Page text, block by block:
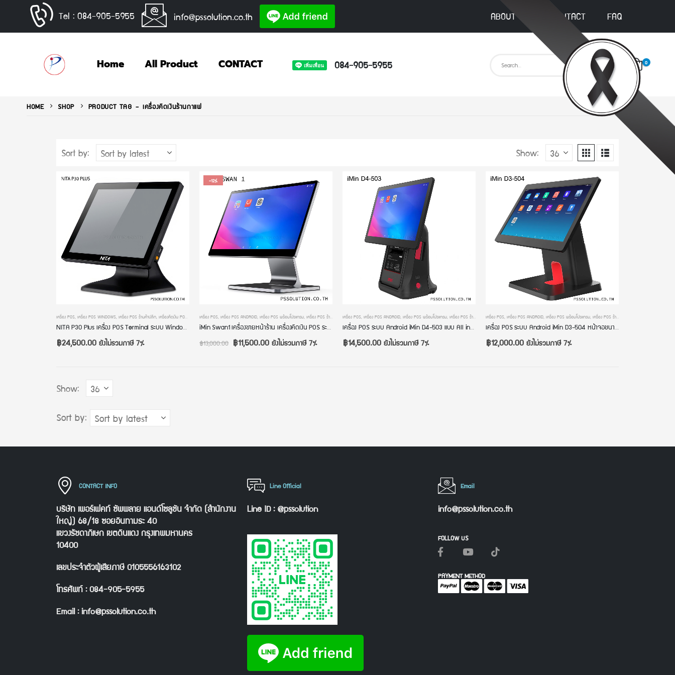
Tel : 084-905-5955 info@pssolution.co.th ABOUT US CONTACT FAQ
Home All Product CONTACT 084-905-5955 0
HOME SHOP PRODUCT TAG -เครื่องคิดเงินร้านกาแฟ
Sort by: Show:
เครื่อง POS,เครื่อง POS WINDOWS,เครื่อง POS ร้านค้าปลีก,เครื่องคิดเงิน POS เครื่องคิดเงินร้านกาแฟ,เครื่องคิดเงินร้านค้าปลีก,เครื่องคิดเงินร้านอาหาร
NITA P30 Plus เครื่อง POS Terminal ระบบ Windows CPU Core i3 หน้าจอ ขนาด 15 นิ้ว เครื่องแคชเชียร์ เครื่องคิดเงินร้านอาหาร เครื่อง POS All In One
฿24,500.00ยังไม่รวมภาษี 7%
-12%
เครื่อง POS,เครื่อง POS ANDROID,เครื่อง POS พร้อมโปรแกรม,เครื่อง POS ร้านค้าปลีก ,เครื่องคิดเงิน POS,เครื่องคิดเงินร้านกาแฟ,เครื่องคิดเงินร้านค้าปลีก,เครื่องคิดเงินร้านอาหาร
iMin Swan1 เครื่องขายหน้าร้าน เครื่องคิดเงิน POS ระบบ Android หน้าจอใหญ่ขนาด 15.6 นิ้ว RAM 2GB ROM 16GB แอนดรอย์เวอร์ชัน 11
฿13,000.00 ฿11,500.00ยังไม่รวมภาษี 7%
เครื่อง POS,เครื่อง POS ANDROID,เครื่อง POS พร้อมโปรแกรม,เครื่อง POS ร้านค้าปลีก ,เครื่องคิดเงิน POS,เครื่องคิดเงินร้านกาแฟ,เครื่องคิดเงินร้านค้าปลีก,เครื่องคิดเงินร้านอาหาร
เครื่อง POS ระบบ Android iMin D4-503 แบบ All in one มีเครื่องพิมพ์ในตัว หน้าจอขนาด 15.6 นิ้ว Android 11 พร้อมโปรแกรม เครื่องคิดเงินร้านอาหาร เครื่องคิดเงินร้านกาแฟ เครื่องคิดเงินร้านค้าปลีก
฿14,500.00ยังไม่รวมภาษี 7%
เครื่อง POS,เครื่อง POS ANDROID,เครื่อง POS พร้อมโปรแกรม,เครื่อง POS ร้านค้าปลีก
เครื่อง POS ระบบ Android iMin D3-504 หน้าจอขนาด 15.6 นิ้ว Android 11 พร้อมโปรแกรม เครื่องคิดเงินร้านอาหาร เครื่องคิดเงินร้านกาแฟ เครื่องคิดเงินร้านค้าปลีก
฿12,000.00ยังไม่รวมภาษี 7%
Show:
Sort by:
CONTACT INFO
บริษัท เพอร์เฟคท์ ซัพพลาย แอนด์โซลูชัน จำกัด (สำนักงาน
ใหญ่) 68/18 ซอยอินทามระ 40
แขวงรัชดาภิเษก เขตดินแดง กรุงเทพมหานคร
10400
เลขประจำตัวผู้เสียภาษี 0105556163102
โทรศัพท์ : 084-905-5955
Email : info@pssolution.co.th
Line Official
Line ID : @pssolution
Email
info@pssolution.co.th
FOLLOW US
PAYMENT METHOD